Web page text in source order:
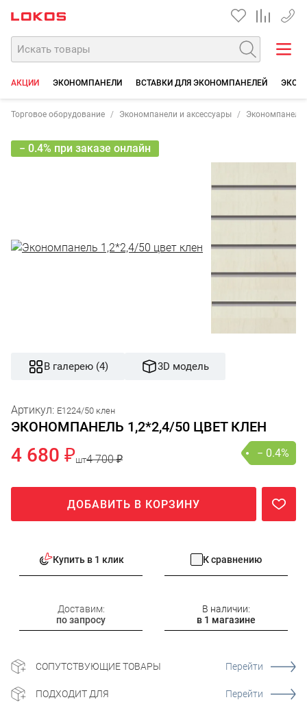
+7
АКЦИИ ЭКОНОМПАНЕЛИ ВСТАВКИ ДЛЯ ЭКОНОМПАНЕЛЕЙ
Торговое оборудование Экономпанели и аксессуары Экономпанели
− 0.4% при заказе онлайн
В галерею (4) 3D модель
Артикул: E1224/50 клен
ЭКОНОМПАНЕЛЬ 1,2*2,4/50 ЦВЕТ КЛЕН
4 680 ₽шт4 700 ₽ − 0.4%
ДОБАВИТЬ В КОРЗИНУ
Купить в 1 клик К сравнению
Доставим:
по запросу
В наличии:
в 1 магазине
СОПУТСТВУЮЩИЕ ТОВАРЫ Перейти
ПОДХОДИТ ДЛЯ Перейти